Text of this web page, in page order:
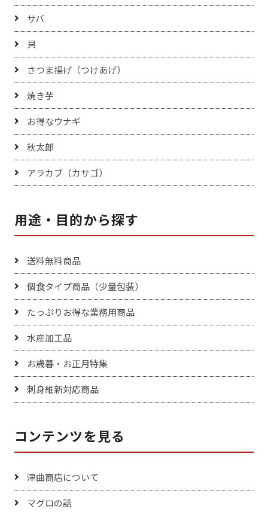
サバ
貝
さつま揚げ（つけあげ）
焼き芋
お得なウナギ
秋太郎
アラカブ（カサゴ）
用途・目的から探す
送料無料商品
個食タイプ商品（少量包装）
たっぷりお得な業務用商品
水産加工品
お歳暮・お正月特集
刺身維新対応商品
コンテンツを見る
津曲商店について
マグロの話